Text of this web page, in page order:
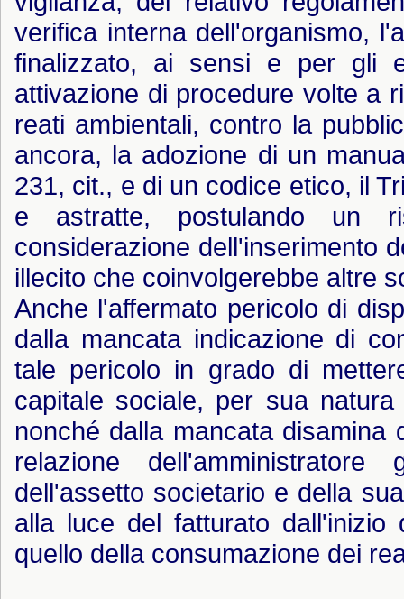
verifica interna dell'organismo,
finalizzato, ai sensi e per gli
attivazione di procedure volte a
reati ambientali, contro la
ancora, la adozione di un
231, cit., e di un codice etico, il
e astratte, postulando un
considerazione dell'inserimento
illecito che coinvolgerebbe altre
Anche l'affermato pericolo di
dalla mancata indicazione di
tale pericolo in grado di
capitale sociale, per sua
nonché dalla mancata
relazione
dell'assetto societario e della
alla luce del fatturato dall'inizio
quello della consumazione dei